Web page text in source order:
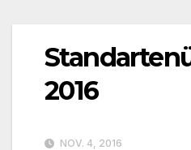
2016
NOV. 4, 2016